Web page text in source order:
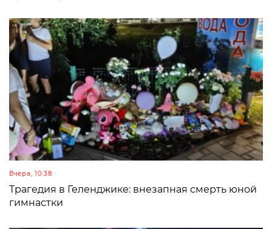
Вчера, 10:38
Трагедия в Геленджике: внезапная смерть юной
гимнастки